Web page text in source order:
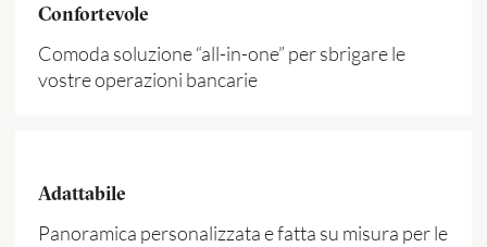
Confortevole
Comoda soluzione “all-in-one” per sbrigare le
vostre operazioni bancarie
Adattabile
Panoramica personalizzata e fatta su misura per le